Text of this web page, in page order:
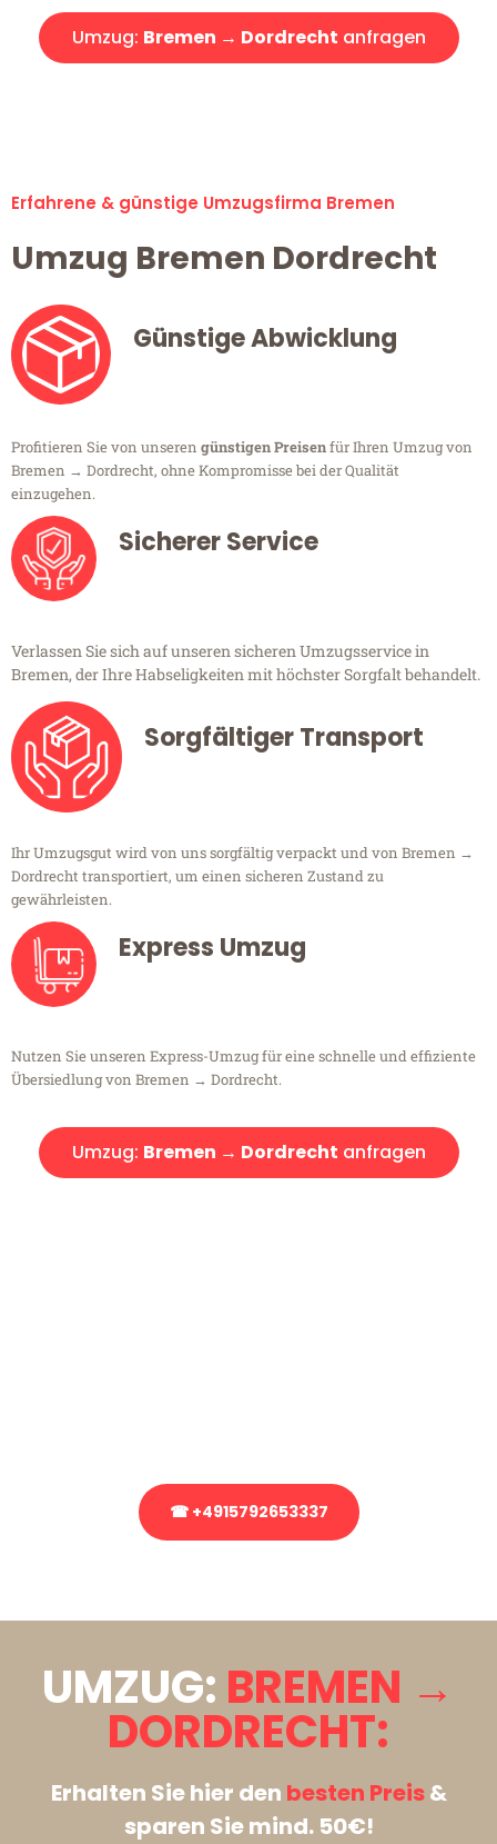
Umzug: Bremen → Dordrecht anfragen
Erfahrene & günstige Umzugsfirma Bremen
Umzug Bremen Dordrecht
Günstige Abwicklung
Profitieren Sie von unseren günstigen Preisenfür Ihren Umzug von
Bremen → Dordrecht, ohne Kompromisse bei der Qualität
einzugehen.
Sicherer Service
Verlassen Sie sich auf unseren sicheren Umzugsservice in
Bremen, der Ihre Habseligkeiten mit höchster Sorgfalt behandelt.
Sorgfältiger Transport
Ihr Umzugsgut wird von uns sorgfältig verpackt und von Bremen →
Dordrecht transportiert, um einen sicheren Zustand zu
gewährleisten.
Express Umzug
Nutzen Sie unseren Express-Umzug für eine schnelle und effiziente
Übersiedlung von Bremen → Dordrecht.
Umzug: Bremen → Dordrecht anfragen
☎ +4915792653337
UMZUG: BREMEN →
DORDRECHT:
Erhalten Sie hier den besten Preis&
sparen Sie mind. 50€!